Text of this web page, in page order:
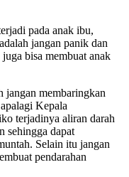
pada anak ibu,
jangan panik dan
bisa membuat anak
jangan membaringkan
Kepala
terjadinya aliran darah
sehingga dapat
Selain itu jangan
pendarahan